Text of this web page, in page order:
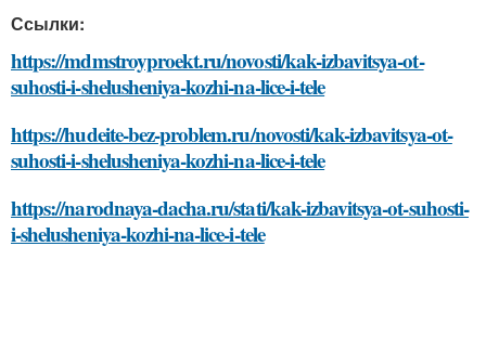
Ссылки:
https://mdmstroyproekt.ru/novosti/kak-izbavitsya-ot-
suhosti-i-shelusheniya-kozhi-na-lice-i-tele
https://hudeite-bez-problem.ru/novosti/kak-izbavitsya-ot-
suhosti-i-shelusheniya-kozhi-na-lice-i-tele
https://narodnaya-dacha.ru/stati/kak-izbavitsya-ot-suhosti-
i-shelusheniya-kozhi-na-lice-i-tele